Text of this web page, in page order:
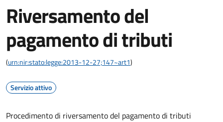
Riversamento del
pagamento di tributi
(urn:nir:stato:legge:2013-12-27;147~art1)
Servizio attivo
Procedimento di riversamento del pagamento di tributi